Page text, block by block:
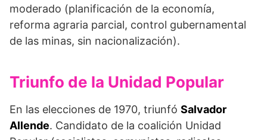
moderado (planificación de la economía,
reforma agraria parcial, control gubernamental
de las minas, sin nacionalización).
Triunfo de la Unidad Popular
En las elecciones de 1970, triunfó Salvador
Allende. Candidato de la coalición Unidad